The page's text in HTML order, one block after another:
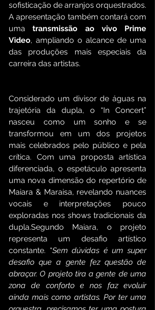
sofisticação de arranjos orquestrados.
A apresentação também contará com
uma transmissão ao vivo Prime
Video, ampliando o alcance de uma
das produções mais especiais da
carreira das artistas.
Considerado um divisor de águas na
trajetória da dupla, o “In Concert”
nasceu como um sonho e se
transformou em um dos projetos
mais celebrados pelo público e pela
crítica. Com uma proposta artística
diferenciada, o espetáculo apresenta
uma nova dimensão do repertório de
Maiara & Maraisa, revelando nuances
vocais e interpretações pouco
exploradas nos shows tradicionais da
dupla.Segundo Maiara, o projeto
representa um desafio artístico
constante. “Sem dúvidas é um super
desafio que a gente fez questão de
abraçar. O projeto tira a gente de uma
zona de conforto e nos faz evoluir
ainda mais como artistas. Por ter uma